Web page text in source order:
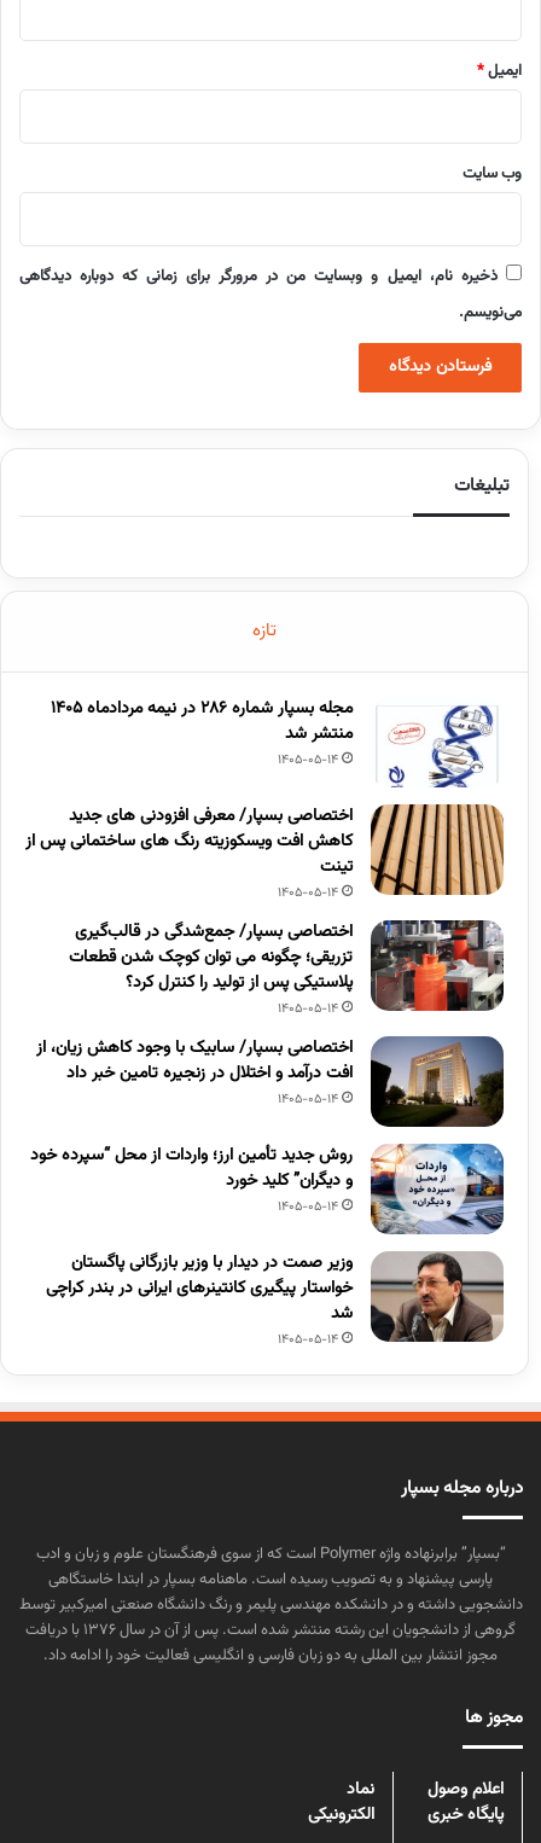
ایمیل*
وب‌ سایت
ذخیره نام، ایمیل و وبسایت من در مرورگر برای زمانی که دوباره دیدگاهی
می‌نویسم.
تبلیغات
تازه
مجله بسپار شماره 286 در نیمه مردادماه 1405
منتشر شد
1405-05-14
اختصاصی بسپار/ معرفی افزودنی های جدید
کاهش افت ویسکوزیته رنگ های ساختمانی پس از
تینت
1405-05-14
اختصاصی بسپار/ جمع‌شدگی در قالب‌گیری
تزریقی؛ چگونه می توان کوچک شدن قطعات
پلاستیکی پس از تولید را کنترل کرد؟
1405-05-14
اختصاصی بسپار/ سابیک با وجود کاهش زیان، از
افت درآمد و اختلال در زنجیره تامین خبر داد
1405-05-14
روش جدید تأمین ارز؛ واردات از محل “سپرده خود
و دیگران” کلید خورد
1405-05-14
وزیر صمت در دیدار با وزیر بازرگانی پاگستان
خواستار پیگیری کانتینرهای ایرانی در بندر کراچی
شد
1405-05-14
درباره مجله بسپار
“بسپار” برابرنهاده واژه Polymer است که از سوی فرهنگستان علوم و زبان و ادب
پارسی پیشنهاد و به تصویب رسیده است. ماهنامه بسپار در ابتدا خاستگاهی
دانشجویی داشته و در دانشکده مهندسی پلیمر و رنگ دانشگاه صنعتی امیرکبیر توسط
گروهی از دانشجویان این رشته منتشر شده است. پس از آن در سال ۱۳۷۶ با دریافت
مجوز انتشار بین المللی به دو زبان فارسی و انگلیسی فعالیت خود را ادامه داد.
مجوز ها
اعلام وصول
پایگاه خبری
نماد
الکترونیکی